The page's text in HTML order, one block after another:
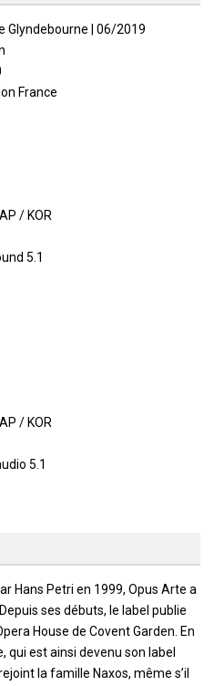
Glyndebourne | 06/2019
France
/ KOR
5.1
/ KOR
5.1
Hans Petri en 1999, Opus Arte a
ses débuts, le label publie
House de Covent Garden. En
qui est ainsi devenu son label
la famille Naxos, même s’il